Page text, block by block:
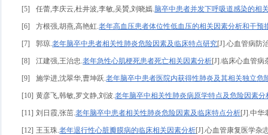
[5] 任蕾,李庆云,杜井波,李敏,吴贇,刘晓嫣.脑卒中患者并发下呼吸道感染的相
[6] 方根强,胡燕,高艳虹.老年高血压患者体位性低血压的相关因素分析和干预
[7] 郭琼.老年脑卒中患者相关性肺炎危险因素及临床特点研究[J].心血管病防
[8] 江建强,王治忠.老年急性心肌梗死患者死亡相关因素分析[J].临床心血管病
[9] 施学进,沈翠华,曹坤跃.老年脑卒中患者医院内获得性肺炎及其相关独立危
[10] 黄彦飞,韩敏,罗文静,刘波.老年脑卒中相关性肺炎病原学特点及危险因素分
[11] 刘日霞,张茁.老年脑卒中患者相关性肺炎危险因素及临床特点分析[J].中华
[12] 王玉珠.老年退行性心脏瓣膜病的临床相关因素分析[J].心血管康复医学杂